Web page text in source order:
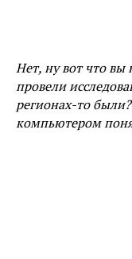
Нет, ну вот что
провели
регионах-то
компьютером